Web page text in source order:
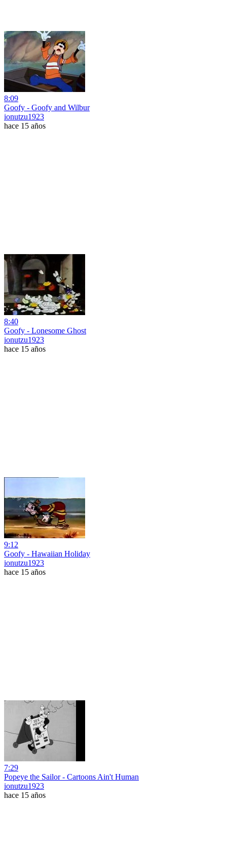
8:09
Goofy - Goofy and Wilbur
ionutzu1923
hace 15 años
8:40
Goofy - Lonesome Ghost
ionutzu1923
hace 15 años
9:12
Goofy - Hawaiian Holiday
ionutzu1923
hace 15 años
7:29
Popeye the Sailor - Cartoons Ain't Human
ionutzu1923
hace 15 años